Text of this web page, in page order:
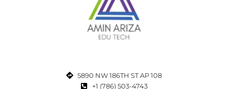
5890 NW 186TH ST AP 108
+1 (786) 503-4743